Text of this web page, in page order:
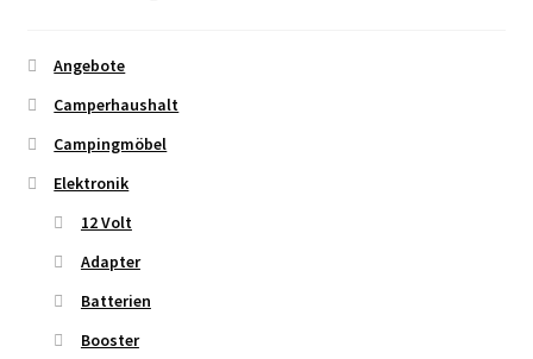
Angebote
Camperhaushalt
Campingmöbel
Elektronik
12 Volt
Adapter
Batterien
Booster